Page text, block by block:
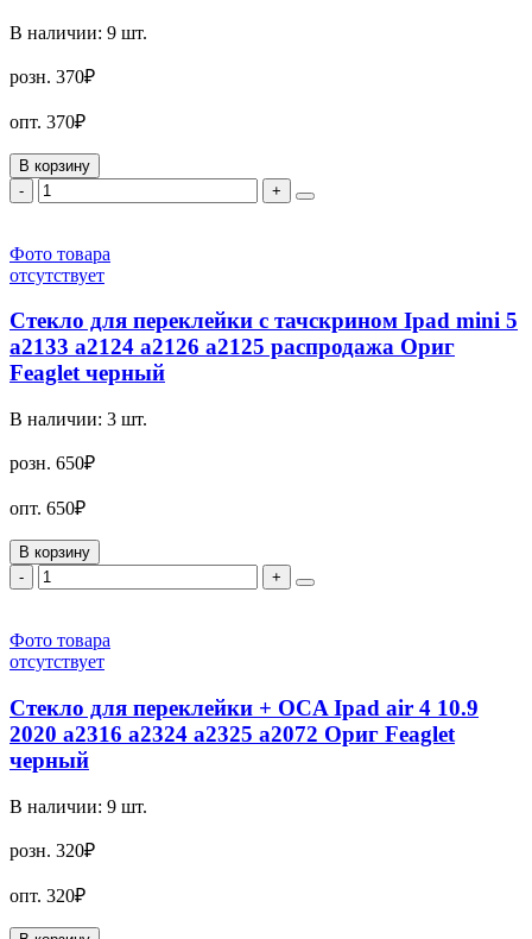
В наличии: 9 шт.
розн. 370₽
опт. 370₽
В корзину
-
+
Фото товара
отсутствует
Стекло для переклейки с тачскрином Ipad mini 5
a2133 a2124 a2126 a2125 распродажа Ориг
Feaglet черный
В наличии: 3 шт.
розн. 650₽
опт. 650₽
В корзину
-
+
Фото товара
отсутствует
Стекло для переклейки + OCA Ipad air 4 10.9
2020 a2316 a2324 a2325 a2072 Ориг Feaglet
черный
В наличии: 9 шт.
розн. 320₽
опт. 320₽